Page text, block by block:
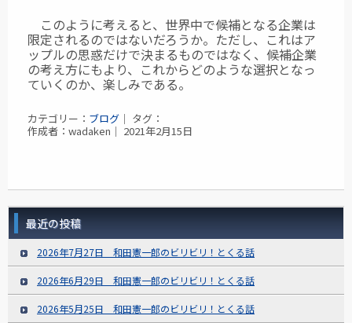
このように考えると、世界中で候補となる企業は
限定されるのではないだろうか。ただし、これはア
ップルの思惑だけで決まるものではなく、候補企業
の考え方にもより、これからどのような選択となっ
ていくのか、楽しみである。
カテゴリー： ブログ ｜ タグ：
作成者：wadaken｜ 2021年2月15日
最近の投稿
2026年7月27日 和田憲一郎のビリビリ！とくる話
2026年6月29日 和田憲一郎のビリビリ！とくる話
2026年5月25日 和田憲一郎のビリビリ！とくる話